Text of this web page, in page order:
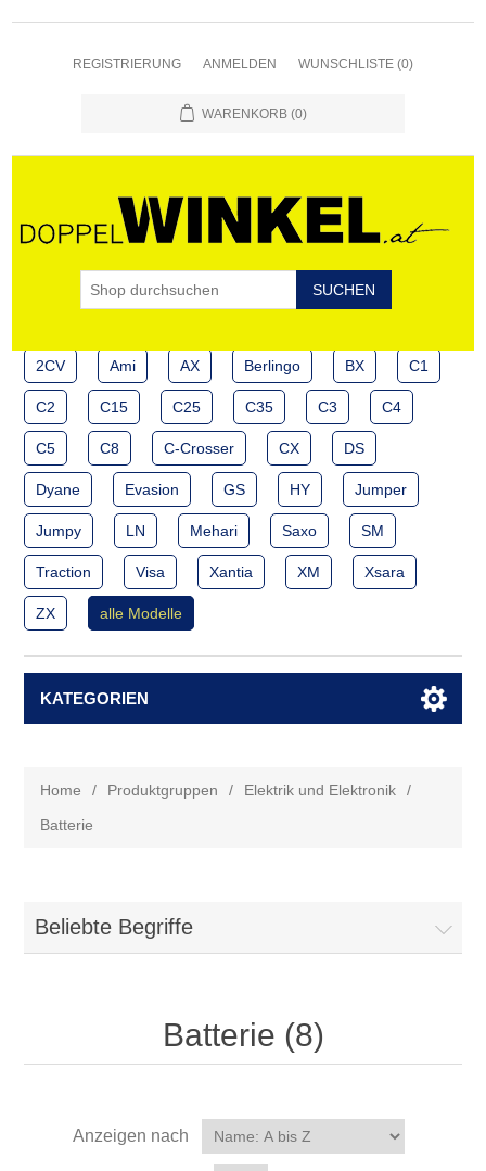
REGISTRIERUNG ANMELDEN WUNSCHLISTE (0)
WARENKORB (0)
2CV Ami AX Berlingo BX C1
C2 C15 C25 C35 C3 C4
C5 C8 C-Crosser CX DS
Dyane Evasion GS HY Jumper
Jumpy LN Mehari Saxo SM
Traction Visa Xantia XM Xsara
ZX alle Modelle
KATEGORIEN
Home / Produktgruppen / Elektrik und Elektronik
/
Batterie
Beliebte Begriffe
Batterie (8)
Anzeigen nach